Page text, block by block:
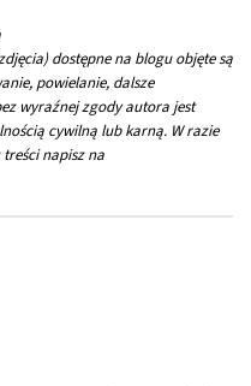
dostępne na blogu objęte są
powielanie, dalsze
wyraźnej zgody autora jest
cywilną lub karną. W razie
napisz na